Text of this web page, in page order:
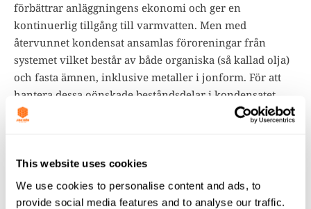
This website uses cookies
We use cookies to personalise content and ads, to
provide social media features and to analyse our traffic.
förbättrar anläggningens ekonomi och ger en
kontinuerlig tillgång till varmvatten. Men med
återvunnet kondensat ansamlas föroreningar från
systemet vilket består av både organiska (så kallad olja)
och fasta ämnen, inklusive metaller i jonform. För att
hantera dessa oönskade beståndsdelar i kondensatet
används ofta system med aktivt kol och jonbytare för att
i behandlingen hanteras med rätt medium och
utrustningsstorlek. Detta säkerställer fortsatt effektiv
drift av varmvattenberedare och turbiner.